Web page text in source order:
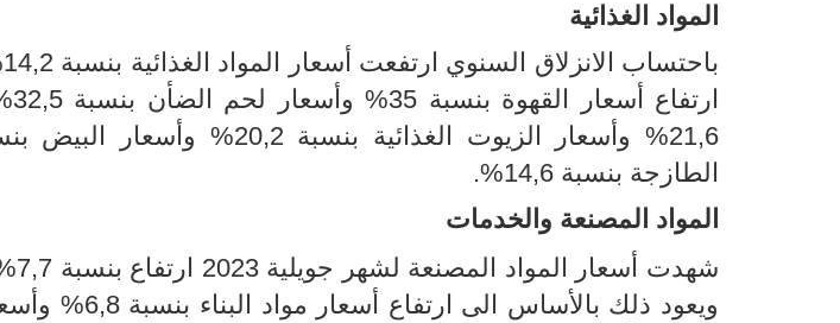
المواد الغذائية
باحتساب الانزلاق السنوي ارتفعت أسعار المواد الغذائية بنسبة
ارتفاع أسعار
القهوة بنسبة 35% و أسعار
لحم الضأن بنسبة 32,5% وأسعار لحم البقر بنسبة
21,6%
وأسعار الزيوت الغذائية بنسبة 20,2% وأسعار البيض بنسبة 19
الطازجة بنسبة 14,6%.
المواد المصنعة والخدمات
شهدت أسعار المواد المصنعة لشهر جويلية 2023 ارتفاع بنسبة
7
,
7
ويعود ذلك بالأساس